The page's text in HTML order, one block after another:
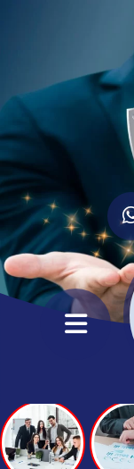
ANASAYFA
HAKKIMIZDA
KURUMSAL
İLETİŞİM